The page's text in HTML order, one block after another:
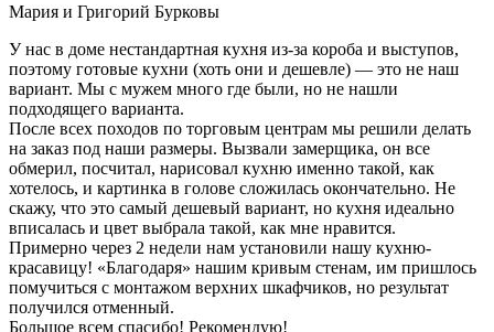
Мария и Григорий Бурковы
У нас в доме нестандартная кухня из-за короба и выступов,
поэтому готовые кухни (хоть они и дешевле) — это не наш
вариант. Мы с мужем много где были, но не нашли
подходящего варианта.
После всех походов по торговым центрам мы решили делать
на заказ под наши размеры. Вызвали замерщика, он все
обмерил, посчитал, нарисовал кухню именно такой, как
хотелось, и картинка в голове сложилась окончательно. Не
скажу, что это самый дешевый вариант, но кухня идеально
вписалась и цвет выбрала такой, как мне нравится.
Примерно через 2 недели нам установили нашу кухню-
красавицу! «Благодаря» нашим кривым стенам, им пришлось
помучиться с монтажом верхних шкафчиков, но результат
получился отменный.
Большое всем спасибо! Рекомендую!